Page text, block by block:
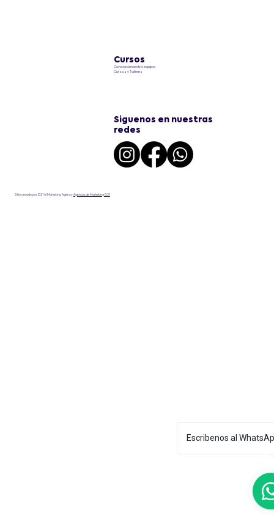
Cursos
Conoce a nuestro equipo
Cursos y Talleres
Siguenos en nuestras
redes
Sitio creado por D21 AI Marketing Agency Agencia de Marketing D21
Escribenos al